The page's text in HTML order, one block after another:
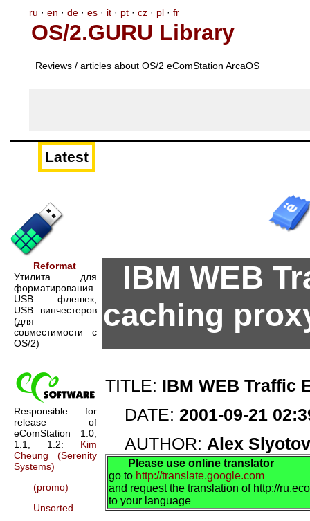
ru · en · de · es · it · pt · cz · pl · fr
OS/2.GURU Library
Reviews / articles about OS/2 eComStation ArcaOS
Latest
Reformat
Утилита для
форматирования
USB флешек,
USB винчестеров
(для
совместимости с
OS/2)
Responsible for
release of
eComStation 1.0,
1.1, 1.2: Kim
Cheung (Serenity
Systems)
(promo)
Unsorted
IBM WEB
caching
TITLE: IBM WEB Traffic
DATE: 2001-09-21
AUTHOR: Alex Slyotov
Please use online translator
go to http://translate.google.com
and request the translation of http://
to your language